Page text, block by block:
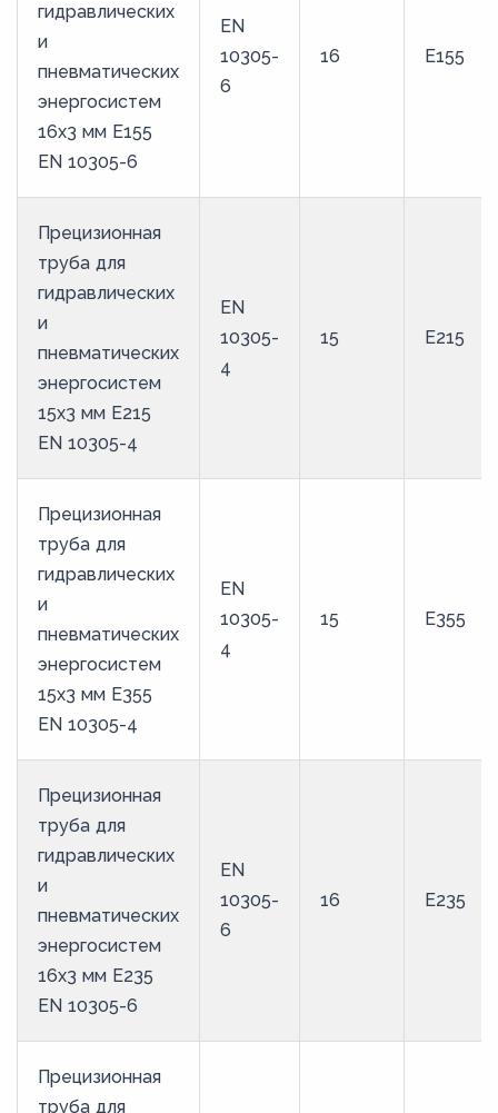
гидравлических
и
пневматических
энергосистем
16х3 мм E155
EN 10305-6
EN
10305-
6
16 E155
Прецизионная
труба для
гидравлических
и
пневматических
энергосистем
15х3 мм E215
EN 10305-4
EN
10305-
4
15 E215
Прецизионная
труба для
гидравлических
и
пневматических
энергосистем
15х3 мм E355
EN 10305-4
EN
10305-
4
15 E355
Прецизионная
труба для
гидравлических
и
пневматических
энергосистем
16х3 мм E235
EN 10305-6
EN
10305-
6
16 E235
Прецизионная
труба для